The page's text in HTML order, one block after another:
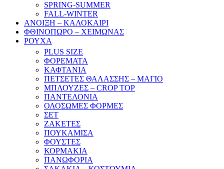
SPRING-SUMMER
FALL-WINTER
ΑΝΟΙΞΗ – ΚΑΛΟΚΑΙΡΙ
ΦΘΙΝΟΠΩΡΟ – ΧΕΙΜΩΝΑΣ
ΡΟΥΧΑ
PLUS SIZE
ΦΟΡΕΜΑΤΑ
ΚΑΦΤΑΝΙΑ
ΠΕΤΣΕΤΕΣ ΘΑΛΑΣΣΗΣ – ΜΑΓΙΟ
ΜΠΛΟΥΖΕΣ – CROP TOP
ΠΑΝΤΕΛΟΝΙΑ
ΟΛΟΣΩΜΕΣ ΦΟΡΜΕΣ
ΣΕΤ
ΖΑΚΕΤΕΣ
ΠΟΥΚΑΜΙΣΑ
ΦΟΥΣΤΕΣ
ΚΟΡΜΑΚΙΑ
ΠΑΝΩΦΟΡΙΑ